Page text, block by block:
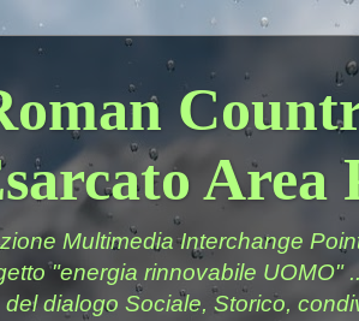
Area
Multimedia Interchange
"energia rinnovabile UOMO"
dialogo Sociale, Storico,